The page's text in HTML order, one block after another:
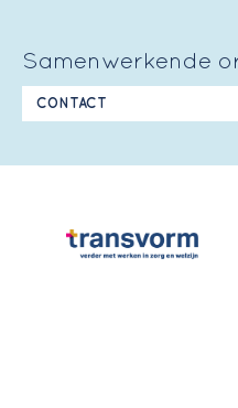
Samenwerkende
CONTACT